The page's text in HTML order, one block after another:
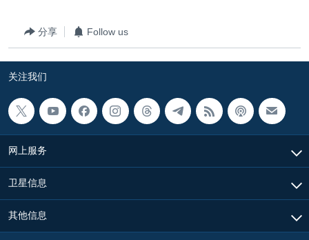
埃博拉疫情
美国之音专访
重要讲话与声明
台海两岸关系
南中国海争端
关注新疆
GEN Z 看美国
其他语言网站
分享 Follow us
关注我们
网上服务
卫星信息
其他信息